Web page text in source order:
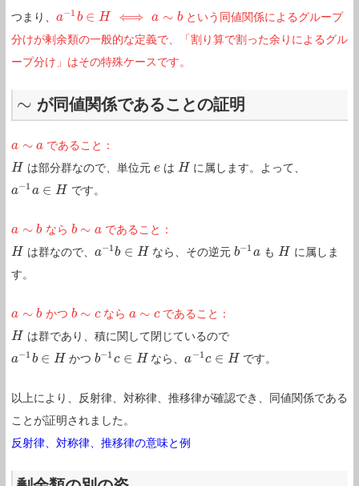
つまり、 a−1 b ∈ H ⟺ a ∼ b
a−1b∈H⟺ a∼b
という同値関係によるグループ
分けが剰余類の一般的な定義で、「割り算で割った余りによるグル
ープ分け」はその特殊ケースです。
∼
∼ が同値関係であることの証明
a ∼ a
a∼a
であること：
H
H は部分群なので、単位元 e
eは H
H
に属します。よって、
a−1 a ∈ H
a−1a∈H です。
a ∼ b
a∼b なら b ∼ a
b∼a
であること：
H
H は群なので、 a−1b ∈ H
a−1b∈H なら、その逆元 b−1 a
b−1a も H
H
に属しま
す。
a ∼ b
a∼b かつ b ∼ c
b∼c なら a ∼ c
a∼c
であること：
H
H
は群であり、積に関して閉じているので
a−1 b ∈ H
a−1b∈H かつb−1 c ∈ H
b−1c∈H なら、a−1c ∈ H
a−1c∈H です。
以上により、反射律、対称律、推移律が確認でき、同値関係である
ことが証明されました。
反射律、対称律、推移律の意味と例